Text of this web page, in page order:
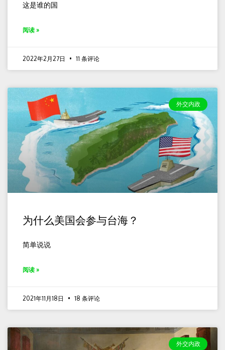
这是谁的国
阅读 »
2022年2月27日 11 条评论
外交内政
为什么美国会参与台海？
简单说说
阅读 »
2021年11月18日 18 条评论
外交内政